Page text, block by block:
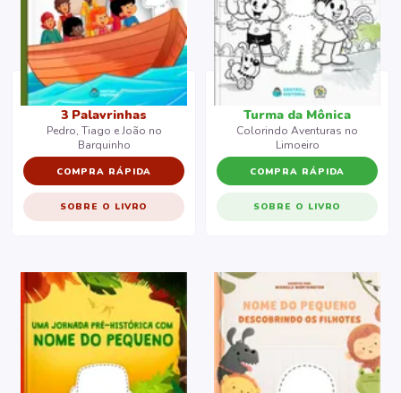
3 Palavrinhas
Pedro, Tiago e João no
Barquinho
COMPRA RÁPIDA
SOBRE O LIVRO
Turma da Mônica
Colorindo Aventuras no
Limoeiro
COMPRA RÁPIDA
SOBRE O LIVRO